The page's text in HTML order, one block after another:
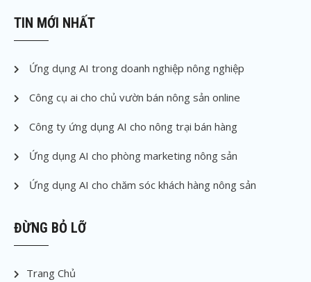
TIN MỚI NHẤT
Ứng dụng AI trong doanh nghiệp nông nghiệp
Công cụ ai cho chủ vườn bán nông sản online
Công ty ứng dụng AI cho nông trại bán hàng
Ứng dụng AI cho phòng marketing nông sản
Ứng dụng AI cho chăm sóc khách hàng nông sản
ĐỪNG BỎ LỠ
Trang Chủ